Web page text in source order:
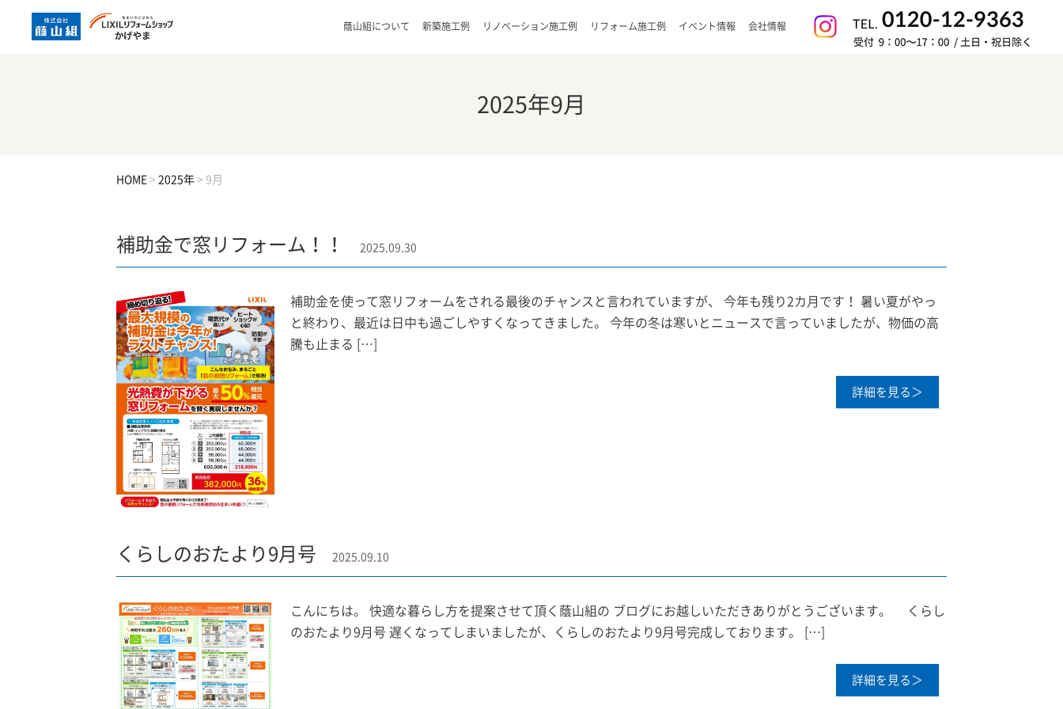
蔭山組について 新築施工例 リノベーション施工例 リフォーム施工例 イベント情報 会社情報
2025年9月
HOME > 2025年 > 9月
補助金で窓リフォーム！！ 2025.09.30
補助金を使って窓リフォームをされる最後のチャンスと言われていますが、 今年も残り2カ月です！ 暑い夏がやっ
と終わり、最近は日中も過ごしやすくなってきました。 今年の冬は寒いとニュースで言っていましたが、物価の高
騰も止まる […]
詳細を見る＞
くらしのおたより9月号 2025.09.10
こんにちは。 快適な暮らし方を提案させて頂く蔭山組の ブログにお越しいただきありがとうございます。 くらし
のおたより9月号 遅くなってしまいましたが、くらしのおたより9月号完成しております。 […]
詳細を見る＞